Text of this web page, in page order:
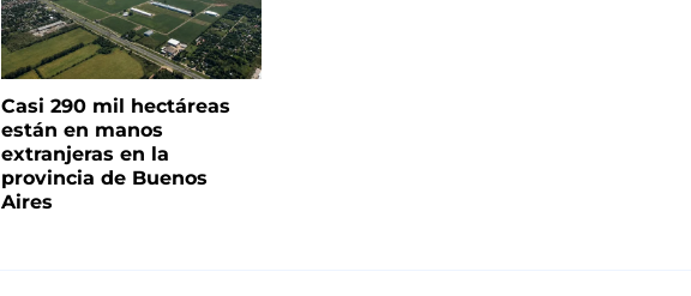
Casi 290 mil hectáreas
están en manos
extranjeras en la
provincia de Buenos
Aires